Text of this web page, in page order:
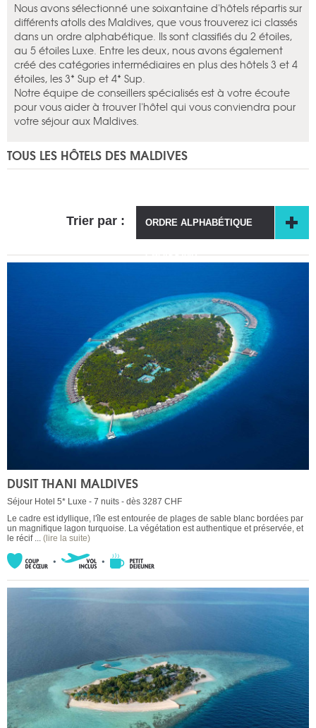
Nous avons sélectionné une soixantaine d'hôtels répartis sur
différents atolls des Maldives, que vous trouverez ici classés
dans un ordre alphabétique. Ils sont classifiés du 2 étoiles,
au 5 étoiles Luxe. Entre les deux, nous avons également
créé des catégories intermédiaires en plus des hôtels 3 et 4
étoiles, les 3* Sup et 4* Sup.
Notre équipe de conseillers spécialisés est à votre écoute
pour vous aider à trouver l'hôtel qui vous conviendra pour
votre séjour aux Maldives.
TOUS LES HÔTELS DES MALDIVES
Trier par : ORDRE ALPHABÉTIQUE
CROISSANT
DUSIT THANI MALDIVES
Séjour Hotel 5* Luxe - 7 nuits - dès 3287 CHF
Le cadre est idyllique, l'île est entourée de plages de sable blanc bordées par
un magnifique lagon turquoise. La végétation est authentique et préservée, et
le récif ... (lire la suite)